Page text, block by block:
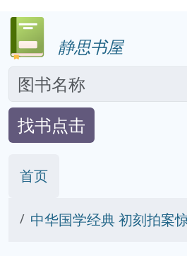
静思书屋
找书点击
首页
中华国学经典 初刻拍案